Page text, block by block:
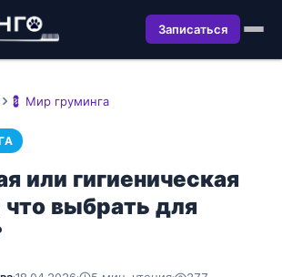
Записаться
💈 Мир груминга
или гигиеническая
выбрать для